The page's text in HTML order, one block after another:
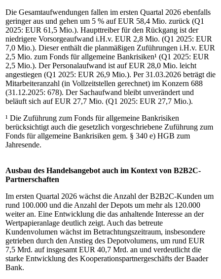
Die Gesamtaufwendungen fallen im ersten Quartal 2026 ebenfalls
geringer aus und gehen um 5 % auf EUR 58,4 Mio. zurück (Q1
2025: EUR 61,5 Mio.). Haupttreiber für den Rückgang ist der
niedrigere Vorsorgeaufwand i.H.v. EUR 2,8 Mio. (Q1 2025: EUR
7,0 Mio.). Dieser enthält die planmäßigen Zuführungen i.H.v. EUR
2,5 Mio. zum Fonds für allgemeine Bankrisiken¹ (Q1 2025: EUR
2,5 Mio.). Der Personalaufwand ist auf EUR 28,0 Mio. leicht
angestiegen (Q1 2025: EUR 26,9 Mio.). Per 31.03.2026 beträgt die
Mitarbeiteranzahl (in Vollzeitstellen gerechnet) im Konzern 688
(31.12.2025: 678). Der Sachaufwand bleibt unverändert und
beläuft sich auf EUR 27,7 Mio. (Q1 2025: EUR 27,7 Mio.).
¹ Die Zuführung zum Fonds für allgemeine Bankrisiken
berücksichtigt auch die gesetzlich vorgeschriebene Zuführung zum
Fonds für allgemeine Bankrisiken gem. § 340 e) HGB zum
Jahresende.
Ausbau des Handelsangebot auch im Kontext von B2B2C-
Partnerschaften
Im ersten Quartal 2026 wächst die Anzahl der B2B2C-Kunden um
rund 100.000 und die Anzahl der Depots um mehr als 120.000
weiter an. Eine Entwicklung die das anhaltende Interesse an der
Wertpapieranlage deutlich zeigt. Auch das betreute
Kundenvolumen wächst im Betrachtungszeitraum, insbesondere
getrieben durch den Anstieg des Depotvolumens, um rund EUR
7,5 Mrd. auf insgesamt EUR 40,7 Mrd. an und verdeutlicht die
starke Entwicklung des Kooperationspartnergeschäfts der Baader
Bank.